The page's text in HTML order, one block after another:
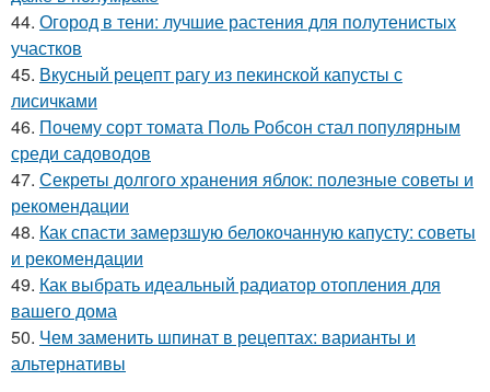
44. Огород в тени: лучшие растения для полутенистых
участков
45. Вкусный рецепт рагу из пекинской капусты с
лисичками
46. Почему сорт томата Поль Робсон стал популярным
среди садоводов
47. Секреты долгого хранения яблок: полезные советы и
рекомендации
48. Как спасти замерзшую белокочанную капусту: советы
и рекомендации
49. Как выбрать идеальный радиатор отопления для
вашего дома
50. Чем заменить шпинат в рецептах: варианты и
альтернативы